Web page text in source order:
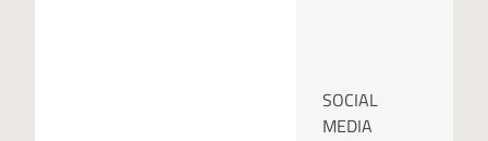
SOCIAL
MEDIA